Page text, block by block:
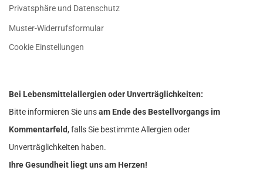
Privatsphäre und Datenschutz
Muster-Widerrufsformular
Cookie Einstellungen
Bei Lebensmittelallergien oder Unverträglichkeiten:
Bitte informieren Sie unsam Ende des Bestellvorgangs im
Kommentarfeld, falls Sie bestimmte Allergien oder
Unverträglichkeiten haben.
Ihre Gesundheit liegt uns am Herzen!